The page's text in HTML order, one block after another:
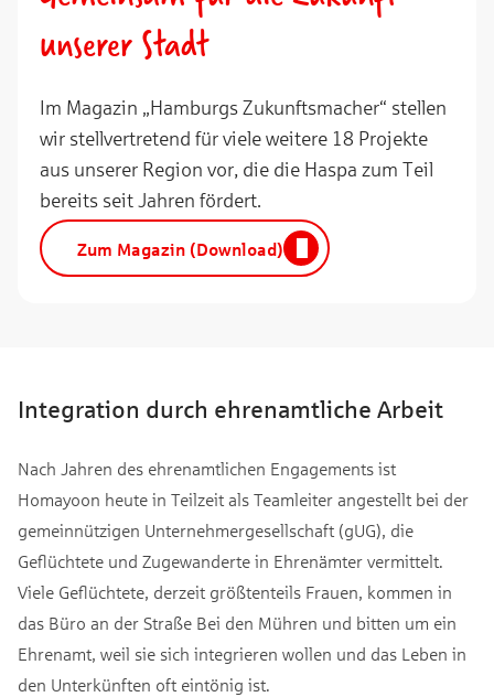
unserer Stadt
Im Magazin „Hamburgs Zukunftsmacher“ stellen
wir stellvertretend für viele weitere 18 Projekte
aus unserer Region vor, die die Haspa zum Teil
bereits seit Jahren fördert.
Zum Magazin (Download)
Integration durch ehrenamtliche Arbeit
Nach Jahren des ehrenamtlichen Engagements ist
Homayoon heute in Teilzeit als Teamleiter angestellt bei der
gemeinnützigen Unternehmergesellschaft (gUG), die
Geflüchtete und Zugewanderte in Ehrenämter vermittelt.
Viele Geflüchtete, derzeit größtenteils Frauen, kommen in
das Büro an der Straße Bei den Mühren und bitten um ein
Ehrenamt, weil sie sich integrieren wollen und das Leben in
den Unterkünften oft eintönig ist.